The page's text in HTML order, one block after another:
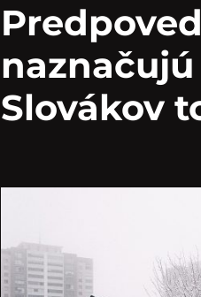
Slovákov